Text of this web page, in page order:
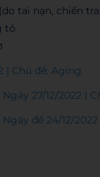
tai nạn, chiến
tỏ
| Chủ đề: Aging
27/12/2022 |
đề 24/12/